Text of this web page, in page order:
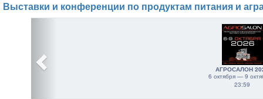
Выставки и конференции по продуктам питания и
АГРОСАЛОН
6 октября — 9
23:59